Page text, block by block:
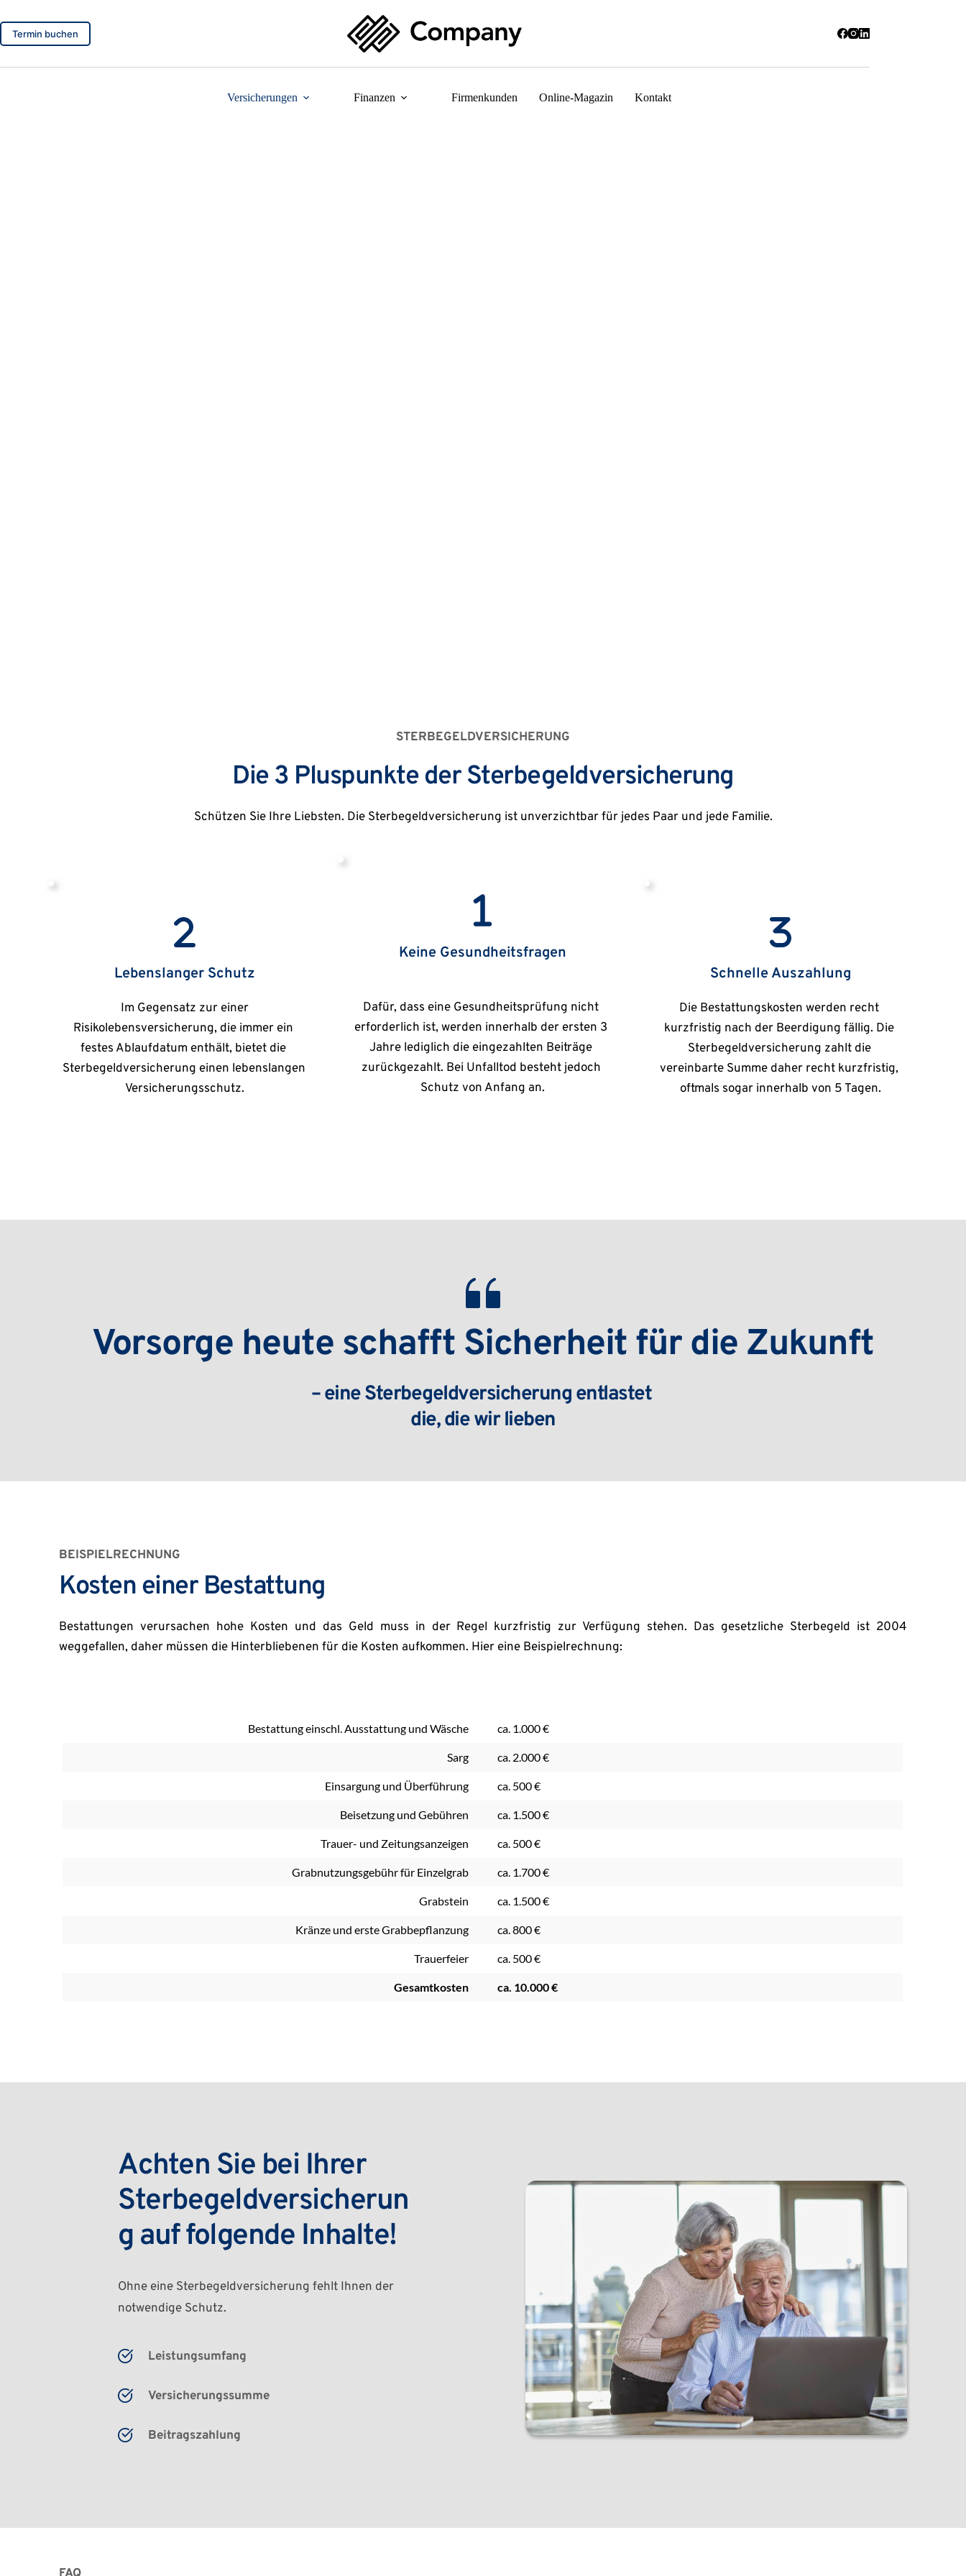
springen
Termin buchen
Versicherungen Finanzen Firmenkunden Online-Magazin Kontakt
STERBEGELDVERSICHERUNG
Die 3 Pluspunkte der Sterbegeldversicherung
Schützen Sie Ihre Liebsten. Die Sterbegeldversicherung ist unverzichtbar für jedes Paar und jede Familie.
Lebenslanger Schutz
Risikolebensversicherung, die immer ein
festes Ablaufdatum enthält, bietet die
Sterbegeldversicherung einen lebenslangen
Versicherungsschutz.
Keine Gesundheitsfragen
Dafür, dass eine Gesundheitsprüfung nicht
erforderlich ist, werden innerhalb der ersten 3
Jahre lediglich die eingezahlten Beiträge
zurückgezahlt. Bei Unfalltod besteht jedoch
Schutz von Anfang an.
Schnelle Auszahlung
Die Bestattungskosten werden recht
kurzfristig nach der Beerdigung fällig. Die
Sterbegeldversicherung zahlt die
vereinbarte Summe daher recht kurzfristig,
oftmals sogar innerhalb von 5 Tagen.
Vorsorge heute schafft Sicherheit für die Zukunft
– eine Sterbegeldversicherung entlastet
die, die wir lieben
BEISPIELRECHNUNG
Kosten einer Bestattung
Bestattungen verursachen hohe Kosten und das Geld muss in der Regel kurzfristig zur Verfügung stehen. Das gesetzliche Sterbegeld ist 2004
weggefallen, daher müssen die Hinterbliebenen für die Kosten aufkommen. Hier eine Beispielrechnung:
Bestattung einschl. Ausstattung und Wäsche ca. 1.000 €
Sarg ca. 2.000 €
Einsargung und Überführung ca. 500 €
Beisetzung und Gebühren ca. 1.500 €
Trauer- und Zeitungsanzeigen ca. 500 €
Grabnutzungsgebühr für Einzelgrab ca. 1.700 €
Grabstein ca. 1.500 €
Kränze und erste Grabbepflanzung ca. 800 €
Trauerfeier ca. 500 €
Gesamtkosten ca. 10.000 €
Achten Sie bei Ihrer
Sterbegeldversicherun
g auf folgende Inhalte!
Ohne eine Sterbegeldversicherung fehlt Ihnen der
notwendige Schutz.
Leistungsumfang
Versicherungssumme
Beitragszahlung